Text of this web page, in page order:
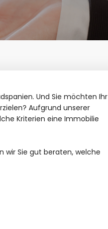
Und Sie möchten Ihr
Aufgrund unserer
Kriterien eine Immobilie
wir Sie gut beraten, welche